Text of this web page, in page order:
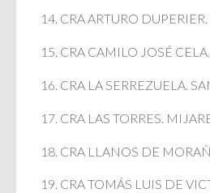
14. CRA ARTURO
15. CRA CAMILO JOSÉ
16. CRA LA SERREZUELA.
17. CRA LAS TORRES.
18. CRA LLANOS DE
19. CRA TOMÁS LUIS DE